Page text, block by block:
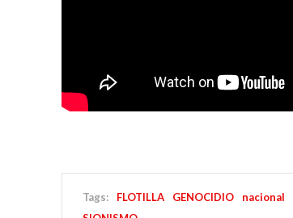
Tags: FLOTILLA GENOCIDIO nacional